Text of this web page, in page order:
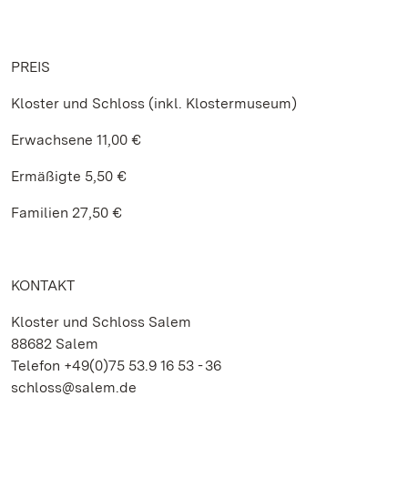
PREIS
Kloster und Schloss (inkl. Klostermuseum)
Erwachsene 11,00 €
Ermäßigte 5,50 €
Familien 27,50 €
KONTAKT
Kloster und Schloss Salem
88682 Salem
Telefon +49(0)75 53.9 16 53 - 36
schloss@salem.de